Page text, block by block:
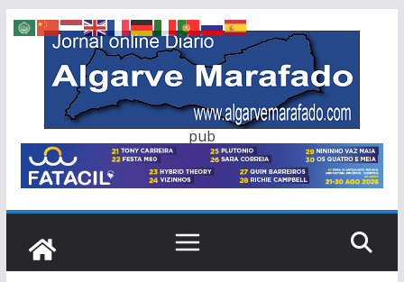
Skip
content
pub